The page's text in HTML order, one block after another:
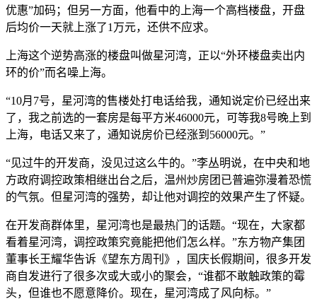
优惠”加码；但另一方面，他看中的上海一个高档楼盘，开盘
后均价一天就上涨了1万元，还供不应求。
上海这个逆势高涨的楼盘叫做星河湾，正以“外环楼盘卖出内
环的价”而名噪上海。
“10月7号，星河湾的售楼处打电话给我，通知说定价已经出来
了，我之前选的一套房是每平方米46000元，可等我8号晚上到
上海，电话又来了，通知说房价已经涨到56000元。”
“见过牛的开发商，没见过这么牛的。”李丛明说，在中央和地
方政府调控政策相继出台之后，温州炒房团已普遍弥漫着恐慌
的气氛。但星河湾的强势，却让他对调控的效果产生了怀疑。
在开发商群体里，星河湾也是最热门的话题。“现在，大家都
看着星河湾，调控政策究竟能把他们怎么样。”东方物产集团
董事长王耀华告诉《望东方周刊》，国庆长假期间，很多开发
商自发进行了很多次或大或小的聚会，“谁都不敢触政策的霉
头，但谁也不愿意降价。现在，星河湾成了风向标。”